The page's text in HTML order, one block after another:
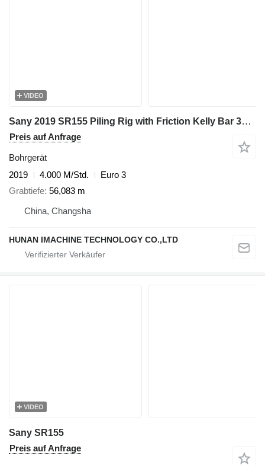
VIDEO
Sany 2019 SR155 Piling Rig with Friction Kelly Bar 377-5*12 - Efficie
Preis auf Anfrage
Bohrgerät
2019
4.000 M/Std.
Euro 3
Grabtiefe 56,083 m
China, Changsha
HUNAN IMACHINE TECHNOLOGY CO.,LTD
VIDEO
Sany SR155
Preis auf Anfrage